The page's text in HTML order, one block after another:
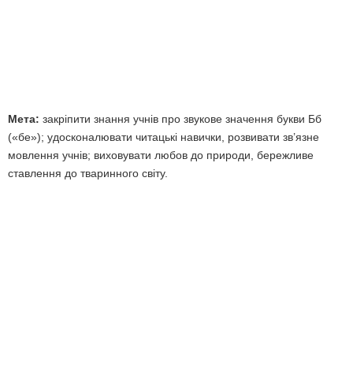
Мета: закріпити знання учнів про звукове значення букви Бб
(«бе»); удосконалювати читацькі навички, розвивати зв’язне
мовлення учнів; виховувати любов до природи, бережливе
ставлення до тваринного світу.